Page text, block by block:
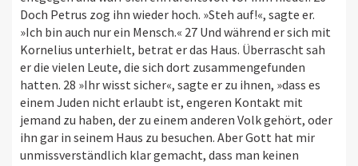
Doch Petrus zog ihn wieder hoch. »Steh auf!«, sagte er.
»Ich bin auch nur ein Mensch.« 27 Und während er sich mit
Kornelius unterhielt, betrat er das Haus. Überrascht sah
er die vielen Leute, die sich dort zusammengefunden
hatten. 28 »Ihr wisst sicher«, sagte er zu ihnen, »dass es
einem Juden nicht erlaubt ist, engeren Kontakt mit
jemand zu haben, der zu einem anderen Volk gehört, oder
ihn gar in seinem Haus zu besuchen. Aber Gott hat mir
unmissverständlich klar gemacht, dass man keinen